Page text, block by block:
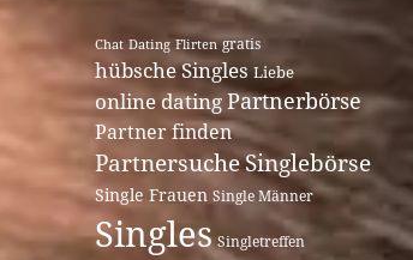
Chat Dating Flirten gratis
hübsche Singles Liebe
online datingPartnerbörse
Partner finden
PartnersucheSinglebörse
Single Frauen Single Männer
Singles Singletreffen